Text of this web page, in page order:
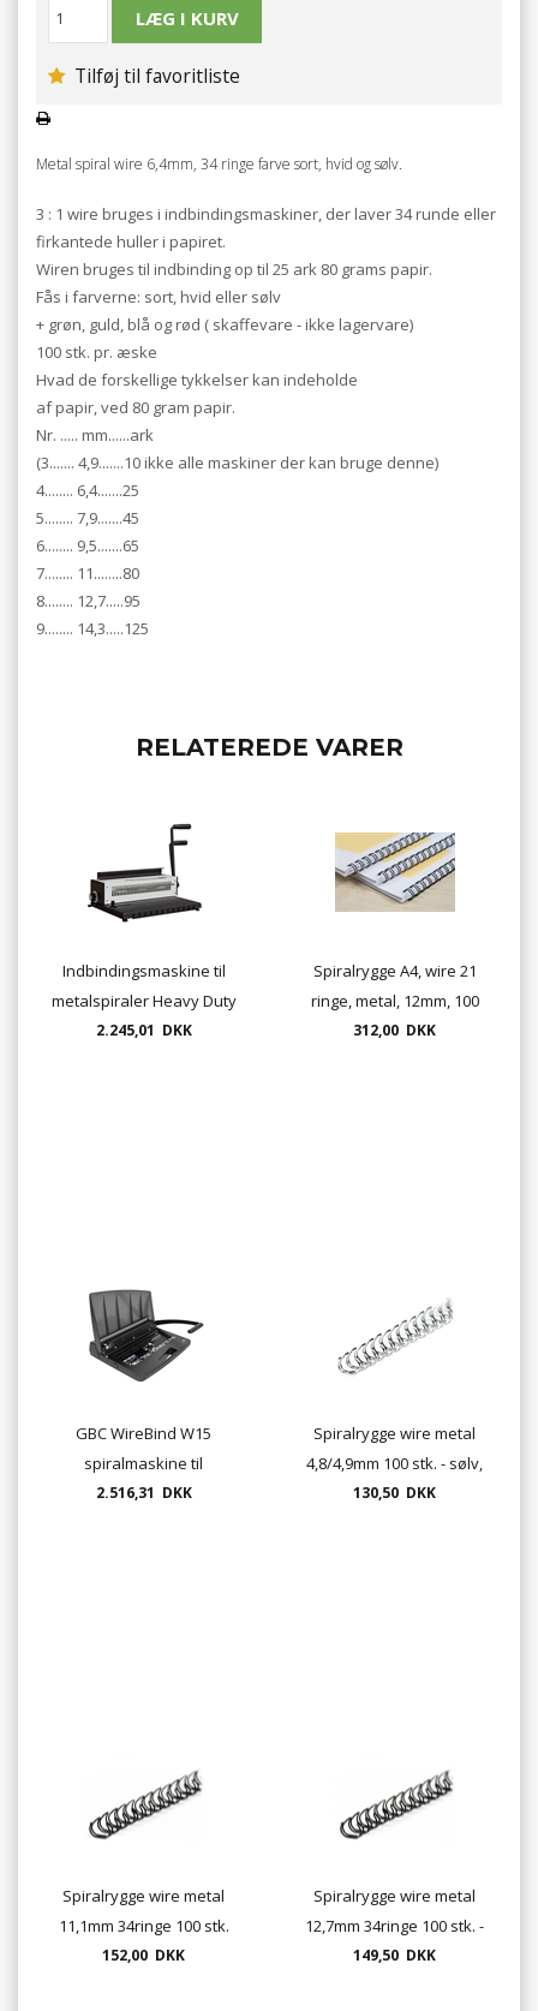
Tilføj til favoritliste
Metal spiral wire 6,4mm, 34 ringe farve sort, hvid og sølv.
3 : 1 wire bruges i indbindingsmaskiner, der laver 34 runde eller
firkantede huller i papiret.
Wiren bruges til indbinding op til 25 ark 80 grams papir.
Fås i farverne: sort, hvid eller sølv
+ grøn, guld, blå og rød ( skaffevare - ikke lagervare)
100 stk. pr. æske
Hvad de forskellige tykkelser kan indeholde
af papir, ved 80 gram papir.
Nr. ..... mm......ark
(3....... 4,9.......10 ikke alle maskiner der kan bruge denne)
4........ 6,4.......25
5........ 7,9.......45
6........ 9,5.......65
7........ 11........80
8........ 12,7.....95
9........ 14,3.....125
RELATEREDE VARER
Indbindingsmaskine til
metalspiraler Heavy Duty
Wireindbinding
2.245,01 DKK
Spiralrygge A4, wire 21
ringe, metal, 12mm, 100
stk./ks.
312,00 DKK
GBC WireBind W15
spiralmaskine til
metalwire-indbindning
2.516,31 DKK
Spiralrygge wire metal
4,8/4,9mm 100 stk. - sølv,
guld, hvid, sort, rød og blå
130,50 DKK
Spiralrygge wire metal
11,1mm 34ringe 100 stk.
152,00 DKK
Spiralrygge wire metal
12,7mm 34ringe 100 stk. -
sort, hvid, rød, blå el. sølv
149,50 DKK